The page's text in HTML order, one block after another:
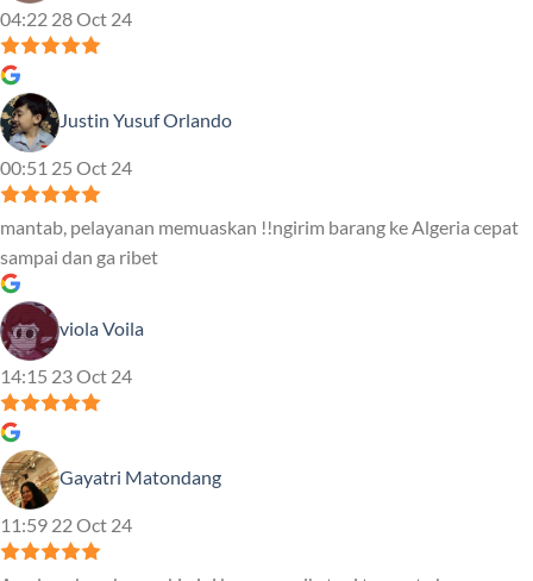
04:22 28 Oct 24
Justin Yusuf Orlando
00:51 25 Oct 24
mantab, pelayanan memuaskan !!ngirim barang ke Algeria cepat
sampai dan ga ribet
viola Voila
14:15 23 Oct 24
Gayatri Matondang
11:59 22 Oct 24